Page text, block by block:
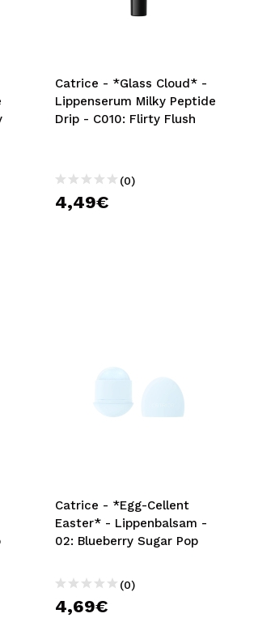
ERSTELLEN
Catrice - *Glass Cloud* -
Lippenserum Milky Peptide
Drip - C010: Flirty Flush
(0)
4,49€
Catrice - *Egg-Cellent
Easter* - Lippenbalsam -
02: Blueberry Sugar Pop
(0)
4,69€